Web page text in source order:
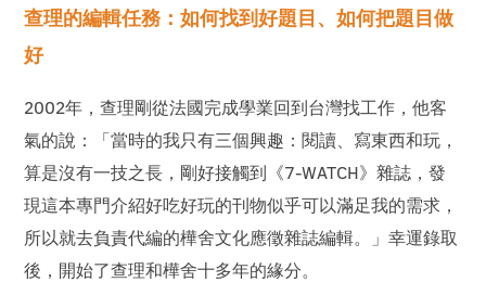
查理的編輯任務：如何找到好題目、如何把題目做
好
2002年，查理剛從法國完成學業回到台灣找工作，他客
氣的說：「當時的我只有三個興趣：閱讀、寫東西和玩，
算是沒有一技之長，剛好接觸到《7-WATCH》雜誌，發
現這本專門介紹好吃好玩的刊物似乎可以滿足我的需求，
所以就去負責代編的樺舍文化應徵雜誌編輯。」幸運錄取
後，開始了查理和樺舍十多年的緣分。